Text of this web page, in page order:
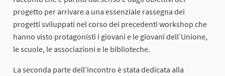
progetto per arrivare a una essenziale rassegna dei
progetti sviluppati nel corso dei precedenti workshop che
hanno visto protagonisti i giovani e le giovani dell’Unione,
le scuole, le associazioni e le biblioteche.
La seconda parte dell’incontro è stata dedicata alla